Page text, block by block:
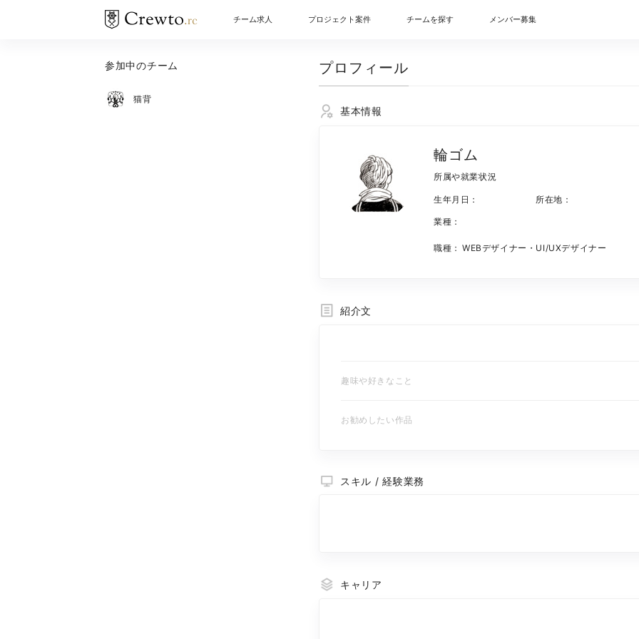
チーム求人 プロジェクト案件 チームを探す メンバー募集
参加中のチーム
猫背
プロフィール
基本情報
輪ゴム
所属や就業状況
生年月日： 所在地：
業種：
職種： WEBデザイナー・UI/UXデザイナー
紹介文
趣味や好きなこと
お勧めしたい作品
スキル / 経験業務
キャリア